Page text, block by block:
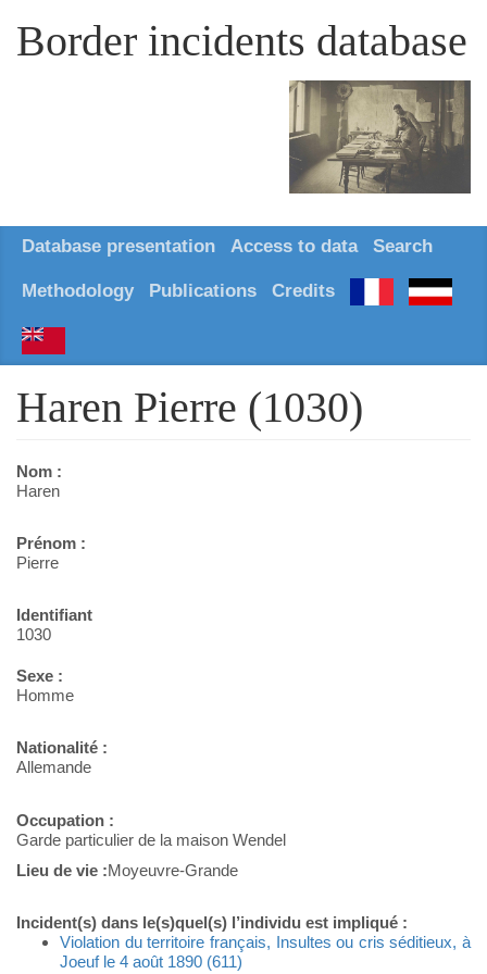
Border incidents database
Database presentation Access to data Search
Methodology Publications Credits
Haren Pierre (1030)
Nom :
Haren
Prénom :
Pierre
Identifiant
1030
Sexe :
Homme
Nationalité :
Allemande
Occupation :
Garde particulier de la maison Wendel
Lieu de vie :Moyeuvre-Grande
Incident(s) dans le(s)quel(s) l’individu est impliqué :
Violation du territoire français, Insultes ou cris séditieux, à
Joeuf le 4 août 1890 (611)